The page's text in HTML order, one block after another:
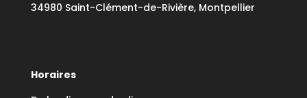
34980 Saint-Clément-de-Rivière, Montpellier
Horaires